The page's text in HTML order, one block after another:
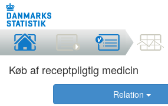
Køb af receptpligtig medicin
Relation